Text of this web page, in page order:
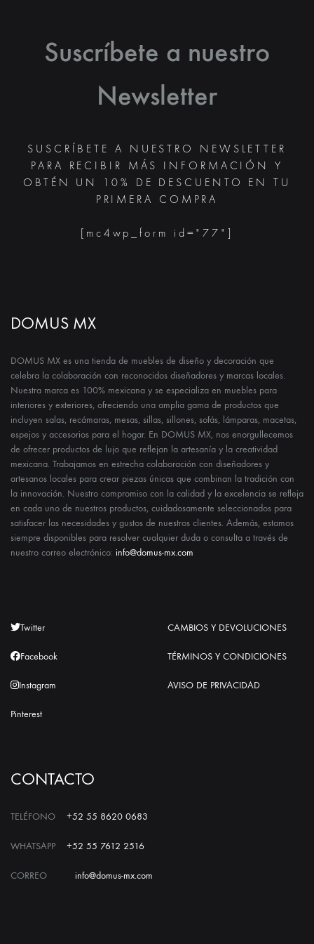
Suscríbete a nuestro
Newsletter
SUSCRÍBETE A NUESTRO NEWSLETTER
PARA RECIBIR MÁS INFORMACIÓN Y
OBTÉN UN 10% DE DESCUENTO EN TU
PRIMERA COMPRA
[mc4wp_form id="77"]
DOMUS MX
DOMUS MX es una tienda de muebles de diseño y decoración que
celebra la colaboración con reconocidos diseñadores y marcas locales.
Nuestra marca es 100% mexicana y se especializa en muebles para
interiores y exteriores, ofreciendo una amplia gama de productos que
incluyen salas, recámaras, mesas, sillas, sillones, sofás, lámparas, macetas,
espejos y accesorios para el hogar. En DOMUS MX, nos enorgullecemos
de ofrecer productos de lujo que reflejan la artesanía y la creatividad
mexicana. Trabajamos en estrecha colaboración con diseñadores y
artesanos locales para crear piezas únicas que combinan la tradición con
la innovación. Nuestro compromiso con la calidad y la excelencia se refleja
en cada uno de nuestros productos, cuidadosamente seleccionados para
satisfacer las necesidades y gustos de nuestros clientes. Además, estamos
siempre disponibles para resolver cualquier duda o consulta a través de
nuestro correo electrónico: info@domus-mx.com
Twitter
Facebook
Instagram
Pinterest
CAMBIOS Y DEVOLUCIONES
TÉRMINOS Y CONDICIONES
AVISO DE PRIVACIDAD
CONTACTO
TELÉFONO +52 55 8620 0683
WHATSAPP +52 55 7612 2516
CORREO info@domus-mx.com